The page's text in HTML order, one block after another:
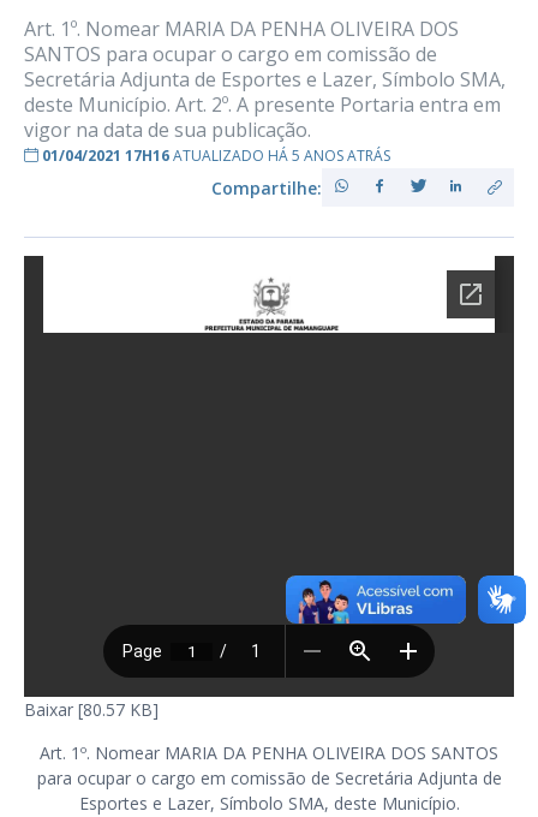
Art. 1º. Nomear MARIA DA PENHA OLIVEIRA DOS
SANTOS para ocupar o cargo em comissão de
Secretária Adjunta de Esportes e Lazer, Símbolo SMA,
deste Município. Art. 2º. A presente Portaria entra em
vigor na data de sua publicação.
01/04/2021 17H16ATUALIZADO HÁ 5 ANOS ATRÁS
Compartilhe:
Baixar [80.57 KB]
Art. 1º. Nomear MARIA DA PENHA OLIVEIRA DOS SANTOS
para ocupar o cargo em comissão de Secretária Adjunta de
Esportes e Lazer, Símbolo SMA, deste Município.